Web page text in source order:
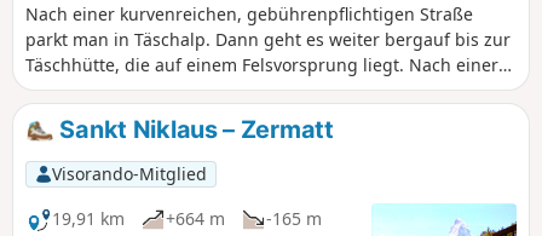
Nach einer kurvenreichen, gebührenpflichtigen Straße
parkt man in Täschalp. Dann geht es weiter bergauf bis zur
Täschhütte, die auf einem Felsvorsprung liegt. Nach einer
guten hausgemachten Suppe in der Hütte kehrt man auf
einem etwas anderen Weg zurück.
Sankt Niklaus – Zermatt
Visorando-Mitglied
19,91 km
+664 m
-165 m